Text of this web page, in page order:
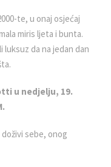
te, u onaj osjećaj
miris ljeta i bunta.
luksuz da na jedan dan
u nedjelju, 19.
sebe, onog